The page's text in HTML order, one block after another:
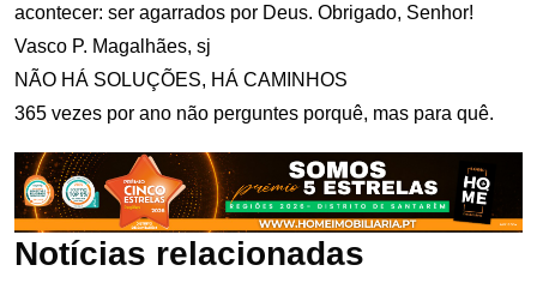
acontecer: ser agarrados por Deus. Obrigado, Senhor!
Vasco P. Magalhães, sj
NÃO HÁ SOLUÇÕES, HÁ CAMINHOS
365 vezes por ano não perguntes porquê, mas para quê.
Notícias relacionadas